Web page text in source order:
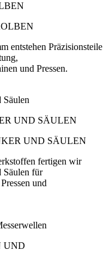
entstehen Präzisionsteile
und Pressen.
UND SÄULEN
fertigen wir
Säulen für
und
UND